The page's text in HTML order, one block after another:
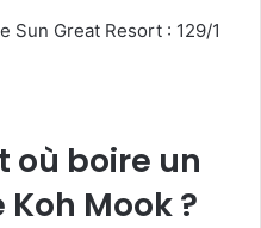
Sun Great Resort : 129/1
où boire un
Mook ?